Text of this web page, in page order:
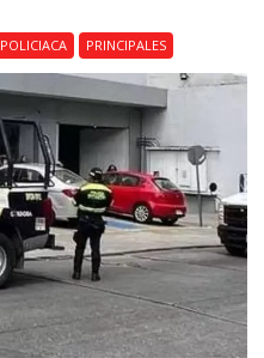
POLICIACA PRINCIPALES